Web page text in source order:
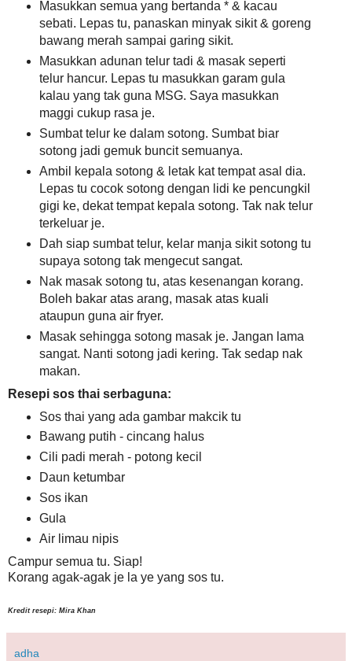
Masukkan semua yang bertanda * & kacau
sebati. Lepas tu, panaskan minyak sikit & goreng
bawang merah sampai garing sikit.
Masukkan adunan telur tadi & masak seperti
telur hancur. Lepas tu masukkan garam gula
kalau yang tak guna MSG. Saya masukkan
maggi cukup rasa je.
Sumbat telur ke dalam sotong. Sumbat biar
sotong jadi gemuk buncit semuanya.
Ambil kepala sotong & letak kat tempat asal dia.
Lepas tu cocok sotong dengan lidi ke pencungkil
gigi ke, dekat tempat kepala sotong. Tak nak telur
terkeluar je.
Dah siap sumbat telur, kelar manja sikit sotong tu
supaya sotong tak mengecut sangat.
Nak masak sotong tu, atas kesenangan korang.
Boleh bakar atas arang, masak atas kuali
ataupun guna air fryer.
Masak sehingga sotong masak je. Jangan lama
sangat. Nanti sotong jadi kering. Tak sedap nak
makan.
Resepi sos thai serbaguna:
Sos thai yang ada gambar makcik tu
Bawang putih - cincang halus
Cili padi merah - potong kecil
Daun ketumbar
Sos ikan
Gula
Air limau nipis
Campur semua tu. Siap!
Korang agak-agak je la ye yang sos tu.
Kredit resepi: Mira Khan
adha